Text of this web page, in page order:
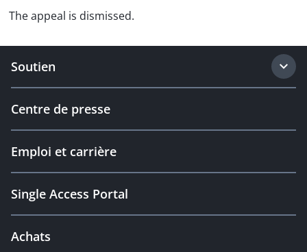
The appeal is dismissed.
Soutien
Centre de presse
Emploi et carrière
Single Access Portal
Achats